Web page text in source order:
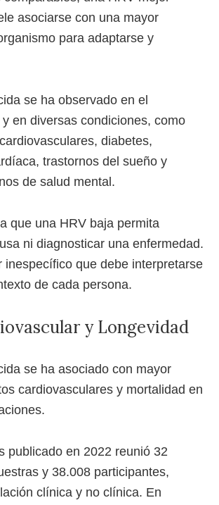
asociarse con una mayor
para adaptarse y
se ha observado en el
en diversas condiciones, como
diabetes,
trastornos del sueño y
de salud mental.
que una HRV baja permita
ni diagnosticar una enfermedad.
inespecífico que debe interpretarse
de cada persona.
y Longevidad
se ha asociado con mayor
cardiovasculares y mortalidad en
publicado en 2022 reunió 32
y 38.008 participantes,
clínica y no clínica. En